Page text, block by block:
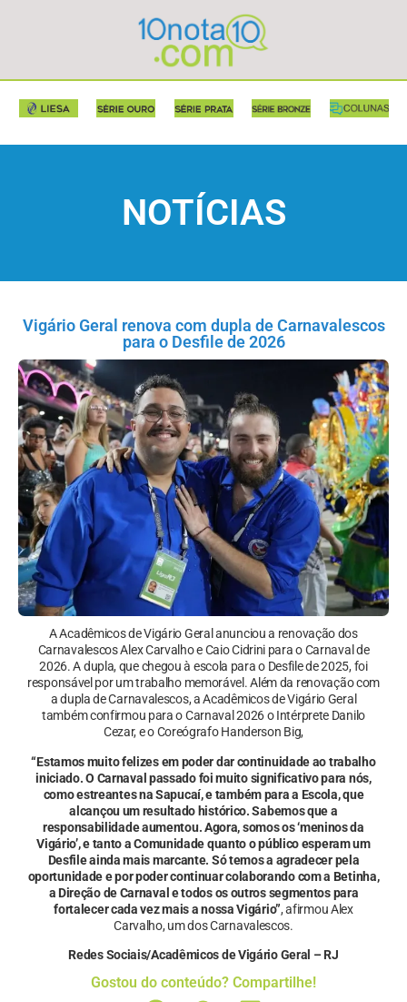
NOTÍCIAS
Vigário Geral renova com dupla de Carnavalescos
para o Desfile de 2026
A Acadêmicos de Vigário Geral anunciou a renovação dos
Carnavalescos Alex Carvalho e Caio Cidrini para o Carnaval de
2026. A dupla, que chegou à escola para o Desfile de 2025, foi
responsável por um trabalho memorável. Além da renovação com
a dupla de Carnavalescos, a Acadêmicos de Vigário Geral
também confirmou para o Carnaval 2026 o Intérprete Danilo
Cezar, e o Coreógrafo Handerson Big,
“Estamos muito felizes em poder dar continuidade ao trabalho
iniciado. O Carnaval passado foi muito significativo para nós,
como estreantes na Sapucaí, e também para a Escola, que
alcançou um resultado histórico. Sabemos que a
responsabilidade aumentou. Agora, somos os ‘meninos da
Vigário’, e tanto a Comunidade quanto o público esperam um
Desfile ainda mais marcante. Só temos a agradecer pela
oportunidade e por poder continuar colaborando com a Betinha,
a Direção de Carnaval e todos os outros segmentos para
fortalecer cada vez mais a nossa Vigário”, afirmou Alex
Carvalho, um dos Carnavalescos.
Redes Sociais/Acadêmicos de Vigário Geral – RJ
Gostou do conteúdo? Compartilhe!